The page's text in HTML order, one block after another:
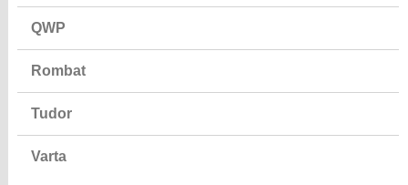
QWP
Rombat
Tudor
Varta